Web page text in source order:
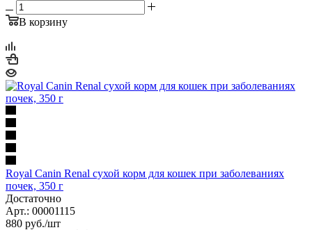
В корзину
Royal Canin Renal сухой корм для кошек при заболеваниях
почек, 350 г
Достаточно
Арт.: 00001115
880 руб./шт